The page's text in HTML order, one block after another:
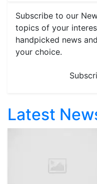
Subscribe to our
topics of your
handpicked news
your choice.
Latest